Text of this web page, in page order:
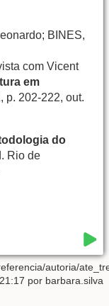
BINES,
com Vicent
em
p. 202-222, out.
do
Rio de
autoria/
por barbara.silva